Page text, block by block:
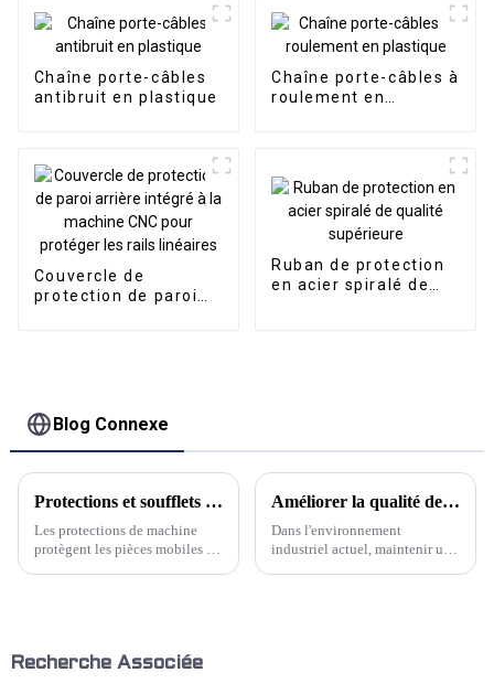
Chaîne porte-câbles
antibruit en plastique
Chaîne porte-câbles à
roulement en
Couvercle de
protection de paroi
Ruban de protection
en acier spiralé de
Blog Connexe
Protections et soufflets de voies de machine
Les protections de machine
protègent les pièces mobiles et
les marques et tous les modèles
Améliorer la qualité de l'air sur le lieu de travail : l'importance de l'élimination des brouillards d'huile
Dans l'environnement
industriel actuel, maintenir un
Recherche Associée